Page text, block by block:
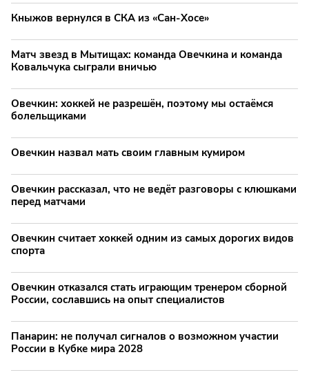
Кныжов вернулся в СКА из «Сан-Хосе»
Матч звезд в Мытищах: команда Овечкина и команда
Ковальчука сыграли вничью
Овечкин: хоккей не разрешён, поэтому мы остаёмся
болельщиками
Овечкин назвал мать своим главным кумиром
Овечкин рассказал, что не ведёт разговоры с клюшками
перед матчами
Овечкин считает хоккей одним из самых дорогих видов
спорта
Овечкин отказался стать играющим тренером сборной
России, сославшись на опыт специалистов
Панарин: не получал сигналов о возможном участии
России в Кубке мира 2028